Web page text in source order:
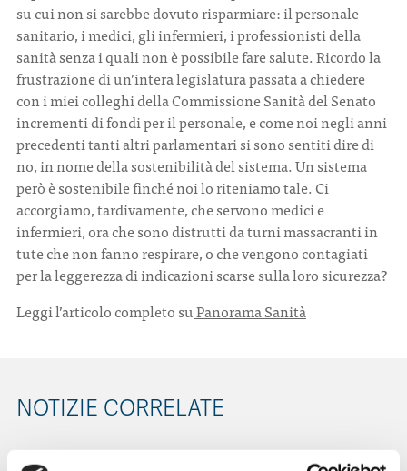
su cui non si sarebbe dovuto risparmiare: il personale
sanitario, i medici, gli infermieri, i professionisti della
sanità senza i quali non è possibile fare salute. Ricordo la
frustrazione di un’intera legislatura passata a chiedere
con i miei colleghi della Commissione Sanità del Senato
incrementi di fondi per il personale, e come noi negli anni
precedenti tanti altri parlamentari si sono sentiti dire di
no, in nome della sostenibilità del sistema. Un sistema
però è sostenibile finché noi lo riteniamo tale. Ci
accorgiamo, tardivamente, che servono medici e
infermieri, ora che sono distrutti da turni massacranti in
tute che non fanno respirare, o che vengono contagiati
per la leggerezza di indicazioni scarse sulla loro sicurezza?
Leggi l’articolo completo suPanorama Sanità
NOTIZIE CORRELATE